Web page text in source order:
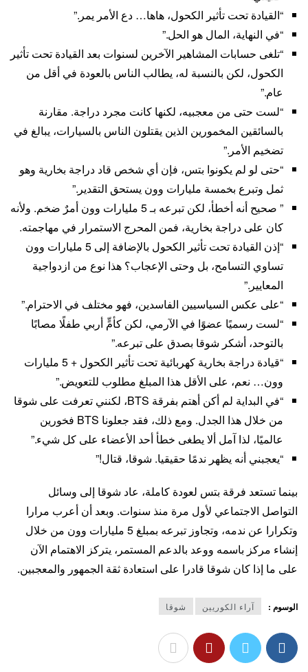
“القيادة تحت تأثير الكحول، هاها… دع الأمر يمر.”
“في النهاية، المال هو الحل.”
“تلغى حسابات المشاهير الآخرين لسنوات بعد القيادة تحت تأثير
الكحول، لكن بالنسبة له، يطالب الناس بالعودة في أقل من
عام.”
“لست حتى من معجبيه، لكنها كانت مجرد دراجة. مقارنة
بالسائقين المخمورين الذين يقتلون الناس بالسيارات، يبالغ في
تضخيم الأمر.”
“حتى لو لم يكونوا بتس، فإن أي شخص قاد دراجة بخارية وهو
ثمل وتبرع بخمسة مليارات وون يستحق التقدير.”
” صحيح أنه أخطأ، لكن تبرعه بـ 5 مليارات وون أمرٌ ضخم. ولأنه
كان على دراجة بخارية، فمن المحرج الاستمرار في مهاجمته.
“إذن القيادة تحت تأثير الكحول بالإضافة إلى 5 مليارات وون
تساوي التسامح، بل وحتى الإعجاب؟ هذا نوع من ازدواجية
المعايير.”
“على عكس السياسيين الفاسدين، فهو مختلف في الاحترام.”
“لست رسميًا عضوًا في الآرمي، لكن كأمٍّ أربي طفلًا مصابًا
بالتوحد، أشكر شوقا بصدق على تبرعه.”
“قيادة دراجة بخارية كهربائية تحت تأثير الكحول + 5 مليارات
وون… نعم، على الأقل هذا المبلغ مطلوب للتعويض.”
“في البداية لم أكن أهتم بفرقة BTS، لكنني تعرفت على شوقا
من خلال هذا الجدل. ومع ذلك، فقد جعلونا BTS فخورين
عالميًا، لذا آمل ألا يطغى خطأ أحد الأعضاء على كل شيء.”
“يعجبني أنه يظهر ندمًا حقيقيا. شوقا، قتال!”
بينما تستعد فرقة بتس لعودة كاملة، عاد شوقا إلى وسائل
التواصل الاجتماعي لأول مرة منذ سنوات. وبعد أن أعرب مرارا
وتكرارا عن ندمه، وتجاوز تبرعه بمبلغ 5 مليارات وون من خلال
إنشاء مركز باسمه ووعد بالدعم المستمر، يتركز الاهتمام الآن
على ما إذا كان شوقا قادرا على استعادة ثقة الجمهور والمعجبين.
الوسوم : آراء الكوريين شوقا